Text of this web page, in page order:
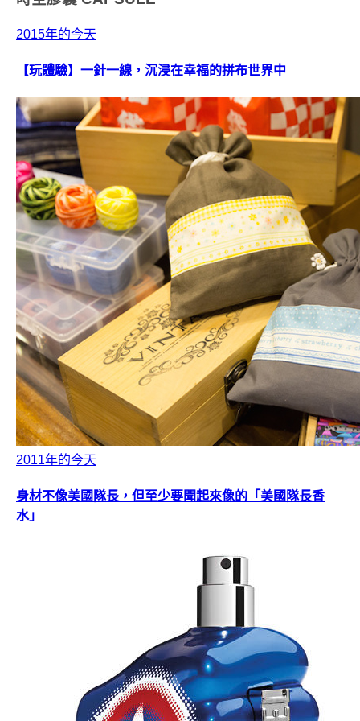
2015年的今天
【玩體驗】一針一線，沉浸在幸福的拼布世界中
2011年的今天
身材不像美國隊長，但至少要聞起來像的「美國隊長香
水」